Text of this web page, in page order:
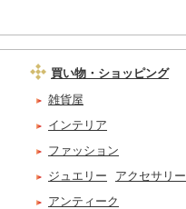
買い物・ショッピング
雑貨屋
インテリア
ファッション
ジュエリー
アクセサリー
アンティーク